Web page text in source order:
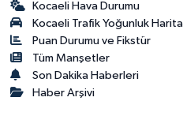
Kocaeli Hava Durumu
Kocaeli Trafik Yoğunluk
Puan Durumu ve Fikstür
Tüm Manşetler
Son Dakika Haberleri
Haber Arşivi